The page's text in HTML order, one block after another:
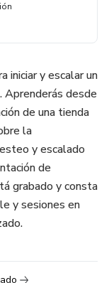
iniciar y escalar un
Aprenderás desde
de una tienda
la
y escalado
de
grabado y consta
y sesiones en